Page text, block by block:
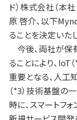
ド）株式会社（本
原 啓介、以下
ることを決定いた
今後、両社が保
ることにより、IoT
重要となる、人工
（*3）技術基盤の
時に、スマートフ